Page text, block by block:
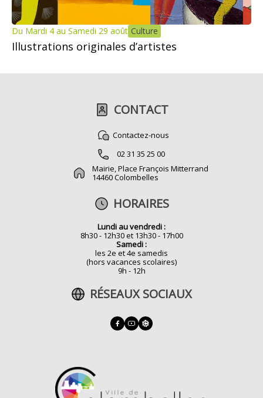
Du Mardi 4 au Samedi 29 août Culture
Illustrations originales d’artistes
CONTACT
Contactez-nous
02 31 35 25 00
Mairie, Place François Mitterrand
14460 Colombelles
HORAIRES
Lundi au vendredi :
8h30 - 12h30 et 13h30 - 17h00
Samedi :
les 2e et 4e samedis
(hors vacances scolaires)
9h - 12h
RÉSEAUX SOCIAUX